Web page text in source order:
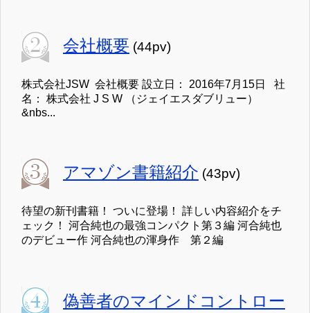
会社概要 (44pv)
株式会社JSW 会社概要 設立日： 2016年7月15日 社
名： 株式会社 J S W （ジェイエスダブリュー）
&nbs...
アマゾン書籍紹介 (43pv)
待望の新刊書籍！ ついに登場！ 詳しい内容紹介をチ
ェック！ 河合純也の最強コンパクト第３編 河合純也
のデビュー作 河合純也の渾身作 第２編
偽善者のマインドコントロー